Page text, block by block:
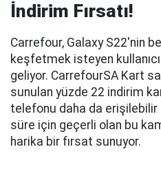
İndirim Fırsatı!
Carrefour, Galaxy S22'nin
keşfetmek isteyen
geliyor. CarrefourSA Kart
sunulan yüzde 22 indirim
telefonu daha da erişilebilir
süre için geçerli olan bu
harika bir fırsat sunuyor.